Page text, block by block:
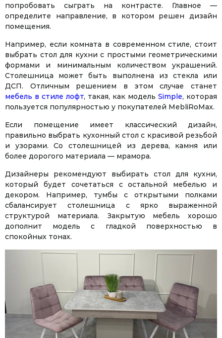
попробовать сыграть на контрасте. Главное —
определите направление, в котором решен дизайн
помещения.
Например, если комната в современном стиле, стоит
выбрать стол для кухни с простыми геометрическими
формами и минимальным количеством украшений.
Столешница может быть выполнена из стекла или
ДСП. Отличным решением в этом случае станет
мебель в стиле лофт, такая, как модель Simple, которая
пользуется популярностью у покупателей MebliRoMax.
Если помещение имеет классический дизайн,
правильно выбрать кухонный стол с красивой резьбой
и узорами. Со столешницей из дерева, камня или
более дорогого материала — мрамора.
Дизайнеры рекомендуют выбирать стол для кухни,
который будет сочетаться с остальной мебелью и
декором. Например, тумбы с открытыми полками
сбалансирует столешница с ярко выраженной
структурой материала. Закрытую мебель хорошо
дополнит модель с гладкой поверхностью в
спокойных тонах.
Facebook
TwitterWhatsApp
ViberTelegram